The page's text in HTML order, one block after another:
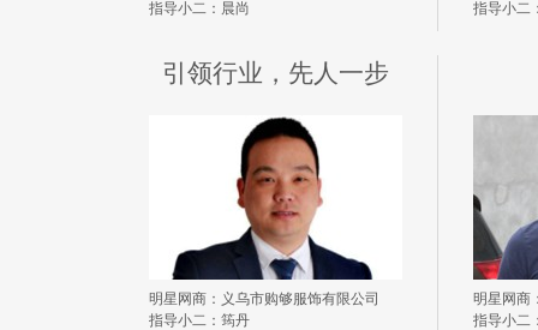
指导小二：晨尚
指导小二
引领行业，先人一步
明星网商：义乌市购够服饰有限公司
指导小二：筠丹
明星网商
指导小二